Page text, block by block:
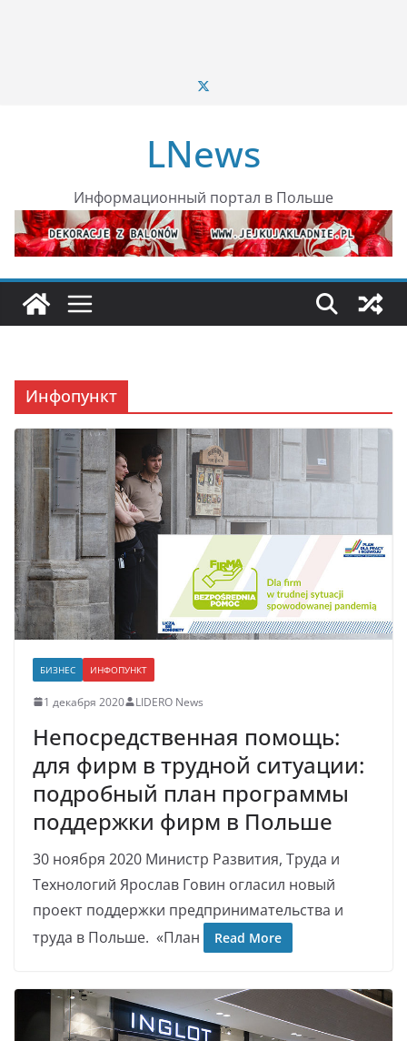
LNews
Информационный портал в Польше
Инфопункт
БИЗНЕС ИНФОПУНКТ
1 декабря 2020 LIDERO News
Непосредственная помощь:
для фирм в трудной ситуации:
подробный план программы
поддержки фирм в Польше
30 ноября 2020 Министр Развития, Труда и
Технологий Ярослав Говин огласил новый
проект поддержки предпринимательства и
труда в Польше. «План
Read More